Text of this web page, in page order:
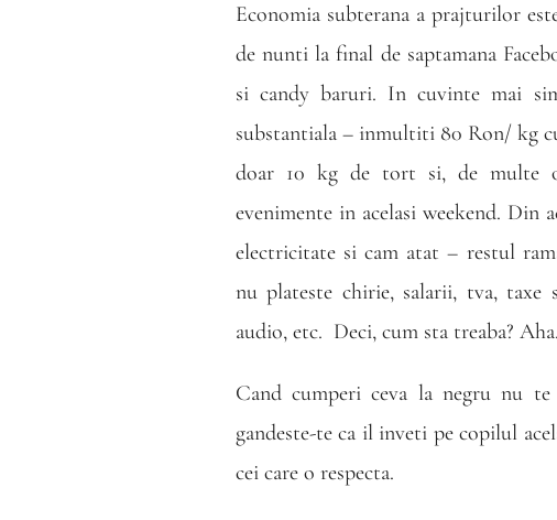
Economia subterana a prajturilor
de nunti la final de saptamana
si candy baruri. In cuvinte mai
substantiala – inmultiti 80 Ron/ kg
doar 10 kg de tort si, de multe
evenimente in acelasi weekend. Din
electricitate si cam atat – restul
nu plateste chirie, salarii, tva, taxe
audio, etc. Deci, cum sta treaba? Aha.
Cand cumperi ceva la negru nu
gandeste-te ca il inveti pe copilul
cei care o respecta.